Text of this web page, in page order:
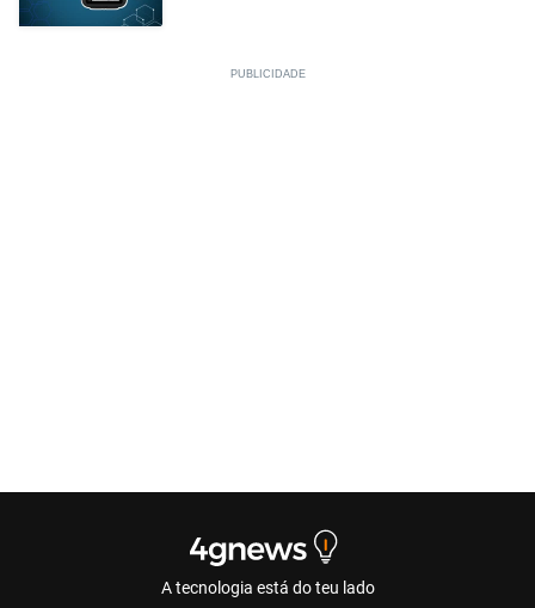
A tecnologia está do teu lado